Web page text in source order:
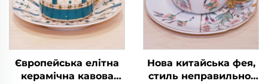
Європейська елітна
керамічна кавова
Нова китайська фея,
стиль неправильної